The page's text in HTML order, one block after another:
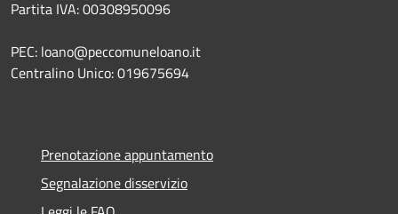
Partita IVA: 00308950096
PEC: loano@peccomuneloano.it
Centralino Unico: 019675694
Prenotazione appuntamento
Segnalazione disservizio